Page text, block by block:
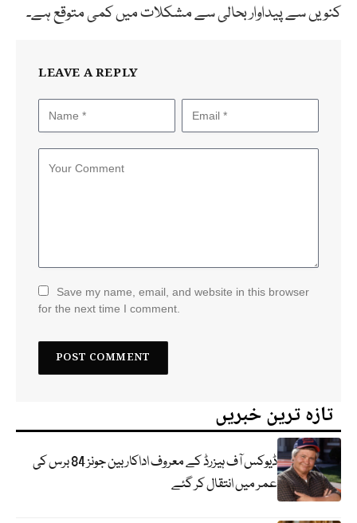
کنویں سے پیداوار بحالی سے مشکلات میں کمی متوقع ہے۔
LEAVE A REPLY
Save my name, email, and website in this browser
for the next time I comment.
تازہ ترین خبریں
ڈیوکس آف ہیزرڈ کے معروف اداکار بین جونز 84 برس کی
عمر میں انتقال کر گئے